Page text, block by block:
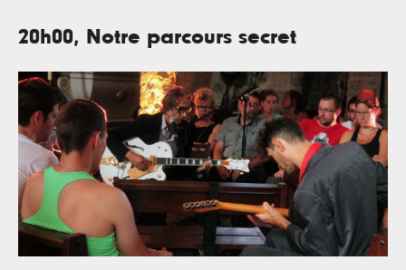
20h00, Notre parcours secret